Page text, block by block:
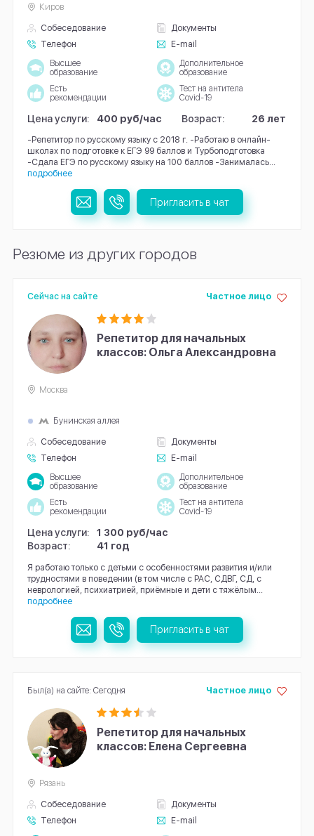
Собеседование
Документы
Телефон
E-mail
Киров
Высшее
образование
Дополнительное
образование
Есть
рекомендации
Тест на антитела
Covid-19
Цена услуги: 400 руб/час Возраст: 26 лет
-Репетитор по русскому языку с 2018 г. -Работаю в онлайн-
школах по подготовке к ЕГЭ 99 баллов и Турбоподготовка
-Сдала ЕГЭ по русскому языку на 100 баллов -Занималась...
подробнее
Пригласить в чат
Резюме из других городов
Репетитор для начальных
классов: Ольга Александровна
Собеседование
Документы
Телефон
E-mail
Частное лицо
Москва
Бунинская аллея
Высшее
образование
Дополнительное
образование
Есть
рекомендации
Тест на антитела
Covid-19
Цена услуги:
1 300 руб/час
Возраст:
41 год
Я работаю только с детьми с особенностями развития и/или
трудностями в поведении (в том числе с РАС, СДВГ, СД, с
неврологией, психиатрией, приёмные и дети с тяжёлым...
подробнее
Сейчас на сайте
Пригласить в чат
Репетитор для начальных
классов: Елена Сергеевна
Собеседование
Документы
Телефон
E-mail
Частное лицо
Рязань
Был(а) на сайте: Сегодня